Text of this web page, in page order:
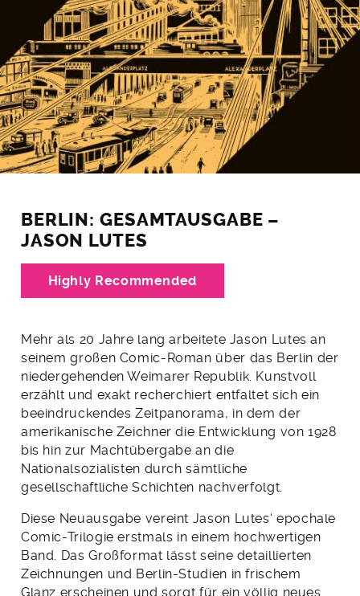
BERLIN: GESAMTAUSGABE –
JASON LUTES
Highly Recommended
Mehr als 20 Jahre lang arbeitete Jason Lutes an
seinem großen Comic-Roman über das Berlin der
niedergehenden Weimarer Republik. Kunstvoll
erzählt und exakt recherchiert entfaltet sich ein
beeindruckendes Zeitpanorama, in dem der
amerikanische Zeichner die Entwicklung von 1928
bis hin zur Machtübergabe an die
Nationalsozialisten durch sämtliche
gesellschaftliche Schichten nachverfolgt.
Diese Neuausgabe vereint Jason Lutes‘ epochale
Comic-Trilogie erstmals in einem hochwertigen
Band. Das Großformat lässt seine detaillierten
Zeichnungen und Berlin-Studien in frischem
Glanz erscheinen und sorgt für ein völlig neues